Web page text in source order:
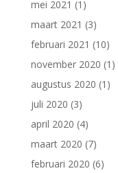
mei 2021 (1)
maart 2021 (3)
februari 2021 (10)
november 2020 (1)
augustus 2020 (1)
juli 2020 (3)
april 2020 (4)
maart 2020 (7)
februari 2020 (6)